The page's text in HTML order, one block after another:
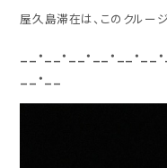
屋久島滞在は、このクルー
__・__・__・__・__・__
__・__